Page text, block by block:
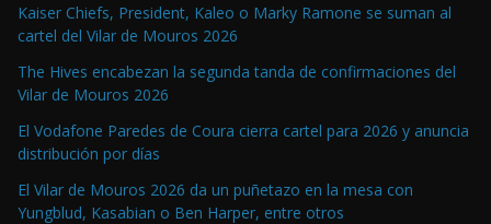
Kaiser Chiefs, President, Kaleo o Marky Ramone se suman al
cartel del Vilar de Mouros 2026
The Hives encabezan la segunda tanda de confirmaciones del
Vilar de Mouros 2026
El Vodafone Paredes de Coura cierra cartel para 2026 y anuncia
distribución por días
El Vilar de Mouros 2026 da un puñetazo en la mesa con
Yungblud, Kasabian o Ben Harper, entre otros